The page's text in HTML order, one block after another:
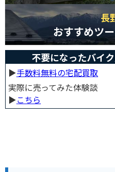
長
おすすめツ
不要になったバイ
▶︎手数料無料の宅配買取
実際に売ってみた体験談
▶︎こちら